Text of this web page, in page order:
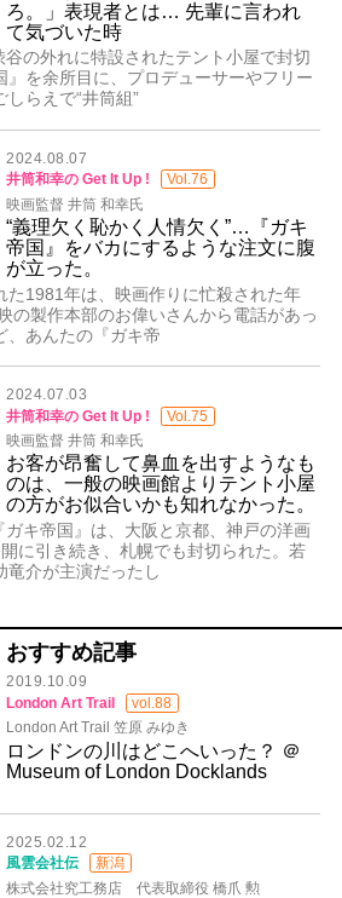
ろ。」表現者とは… 先輩に言われ
て気づいた時
の外れに特設されたテント小屋で封切
』を余所目に、プロデューサーやフリー
らえで“井筒組”
2024.08.07
井筒和幸の Get It Up !
Vol.76
映画監督 井筒 和幸氏
“義理欠く恥かく人情欠く”…『ガキ
帝国』をバカにするような注文に腹
が立った。
た1981年は、映画作りに忙殺された年
の製作本部のお偉いさんから電話があっ
、あんたの『ガキ帝
2024.07.03
井筒和幸の Get It Up !
Vol.75
映画監督 井筒 和幸氏
お客が昂奮して鼻血を出すようなも
のは、一般の映画館よりテント小屋
の方がお似合いかも知れなかった。
キ帝国』は、大阪と京都、神戸の洋画
に引き続き、札幌でも封切られた。若
竜介が主演だったし
おすすめ記事
2019.10.09
London Art Trail
vol.88
London Art Trail 笠原 みゆき
ロンドンの川はどこへいった？ ＠
Museum of London Docklands
2025.02.12
風雲会社伝
新潟
株式会社究工務店 代表取締役 橋爪 勲